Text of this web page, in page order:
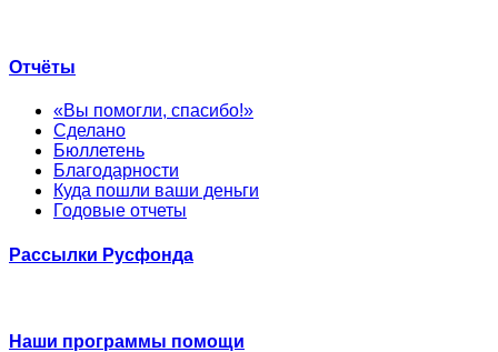
Отчёты
«Вы помогли, спасибо!»
Сделано
Бюллетень
Благодарности
Куда пошли ваши деньги
Годовые отчеты
Рассылки Русфонда
Наши программы помощи